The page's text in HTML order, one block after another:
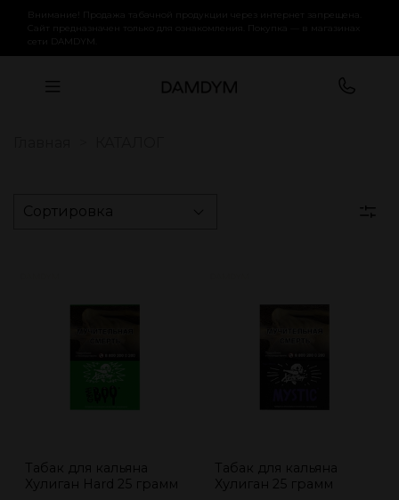
Внимание! Продажа табачной продукции через интернет запрещена.
Сайт предназначен только для ознакомления. Покупка — в магазинах
сети DAMDYM.
Табак для кальяна
Хулиган Hard 25 грамм
Табак для кальяна
Хулиган 25 грамм